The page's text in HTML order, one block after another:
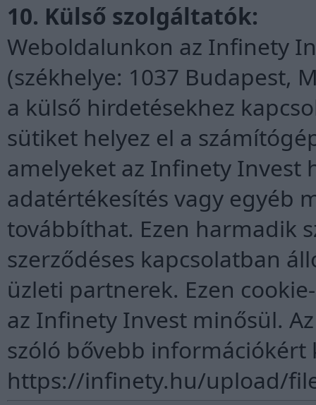
10. Külső szolgáltatók:
Weboldalunkon az Infinety
(székhelye: 1037 Budapest,
a külső hirdetésekhez
sütiket helyez el a
amelyeket az Infinety Invest
adatértékesítés vagy egyéb
továbbíthat. Ezen harmadik
szerződéses kapcsolatban
üzleti partnerek. Ezen
az Infinety Invest minősül.
szóló bővebb információkért
https://infinety.hu/upload/